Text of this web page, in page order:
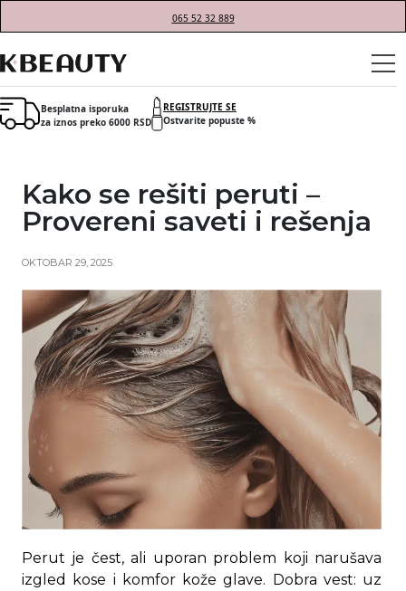
065 52 32 889
Besplatna isporuka
za iznos preko 6000 RSD
REGISTRUJTE SE
Ostvarite popuste %
Kako se rešiti peruti –
Provereni saveti i rešenja
OKTOBAR 29, 2025
Perut je čest, ali uporan problem koji narušava
izgled kose i komfor kože glave. Dobra vest: uz